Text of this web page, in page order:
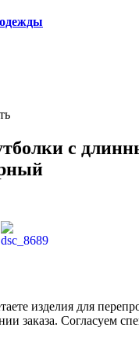
с
изделия для
заказа. Согласуем